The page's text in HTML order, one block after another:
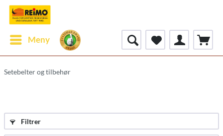
Meny
Setebelter og tilbehør
Filtrer